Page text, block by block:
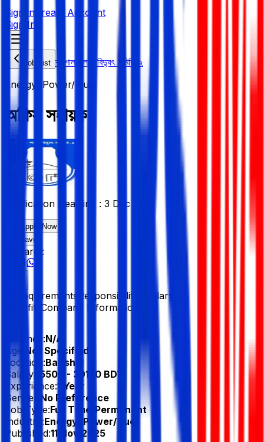
Sign in Create Account
Sign In
Job List বরিশাল পল্লী বিদ্যুৎ সমিতি ২
Energy/ Power/ Fuel
অফিস সহায়ক
Application Deadline : 3 Dec 2025
Apply Now
Save
Share :
Requirements Responsibilities
Salary &
Benefits Company Information
Vacancy:N/A
Age:
Not Specified
Location:Barishal
Salary:
15500 - 39170 BDT
Experience:1 Year
Gender:
No Preference
Job Type:Full Time/Permanent
Industry:Energy/ Power/ Fuel
Published:11 Nov 2025